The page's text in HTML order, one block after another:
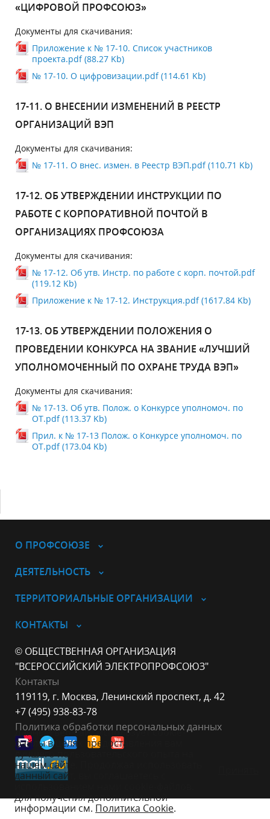
«ЦИФРОВОЙ ПРОФСОЮЗ»
Документы для скачивания:
Приложение к № 17-10. Список участников
проекта.pdf (88.27 Kb)
№ 17-10. О цифровизации.pdf (114.61 Kb)
17-11. О ВНЕСЕНИИ ИЗМЕНЕНИЙ В РЕЕСТР
ОРГАНИЗАЦИЙ ВЭП
Документы для скачивания:
№ 17-11. О внес. измен. в Реестр ВЭП.pdf (110.71 Kb)
17-12. ОБ УТВЕРЖДЕНИИ ИНСТРУКЦИИ ПО
РАБОТЕ С КОРПОРАТИВНОЙ ПОЧТОЙ В
ОРГАНИЗАЦИЯХ ПРОФСОЮЗА
Документы для скачивания:
№ 17-12. Об утв. Инстр. по работе с корп. почтой.pdf
(119.12 Kb)
Приложение к № 17-12. Инструкция.pdf (1617.84 Kb)
17-13. ОБ УТВЕРЖДЕНИИ ПОЛОЖЕНИЯ О
ПРОВЕДЕНИИ КОНКУРСА НА ЗВАНИЕ «ЛУЧШИЙ
УПОЛНОМОЧЕННЫЙ ПО ОХРАНЕ ТРУДА ВЭП»
Документы для скачивания:
№ 17-13. Об утв. Полож. о Конкурсе уполномоч. по
ОТ.pdf (113.37 Kb)
Прил. к № 17-13 Полож. о Конкурсе уполномоч. по
ОТ.pdf (173.04 Kb)
О ПРОФСОЮЗЕ
ДЕЯТЕЛЬНОСТЬ
ТЕРРИТОРИАЛЬНЫЕ ОРГАНИЗАЦИИ
КОНТАКТЫ
© ОБЩЕСТВЕННАЯ ОРГАНИЗАЦИЯ
"ВСЕРОССИЙСКИЙ ЭЛЕКТРОПРОФСОЮЗ"
Контакты
119119, г. Москва, Ленинский проспект, д. 42
+7 (495) 938-83-78
Политика обработки персональных данных
Данный веб-сайт использует cookie-
файлы в целях предоставления вам
лучшего пользовательского опыта на
нашем сайте. Продолжая использовать
данный сайт, вы соглашаетесь с
Для получения дополнительной
информации см. Политика Cookie.